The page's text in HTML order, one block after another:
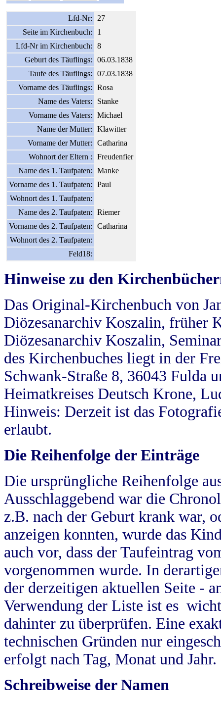
Lfd-Nr:
27
Seite im Kirchenbuch:
1
Lfd-Nr im Kirchenbuch:
8
Geburt des Täuflings:
06.03.1838
Taufe des Täuflings:
07.03.1838
Vorname des Täuflings:
Rosa
Name des Vaters:
Stanke
Vorname des Vaters:
Michael
Name der Mutter:
Klawitter
Vorname der Mutter:
Catharina
Wohnort der Eltern :
Freudenfier
Name des 1. Taufpaten:
Manke
Vorname des 1. Taufpaten:
Paul
Wohnort des 1. Taufpaten:
Name des 2. Taufpaten:
Riemer
Vorname des 2. Taufpaten:
Catharina
Wohnort des 2. Taufpaten:
Feld18:
Hinweise zu den
Das Original-Kirchenbuch von
Diözesanarchiv Koszalin, früher
Diözesanarchiv Koszalin,
des Kirchenbuches liegt in der
Schwank-Straße 8, 36043 Fulda
Heimatkreises Deutsch Krone,
Hinweis: Derzeit ist das
erlaubt.
Die Reihenfolge der Einträge
Die ursprüngliche Reihenfolge
Ausschlaggebend war die
z.B. nach der Geburt krank war,
anzeigen konnten, wurde das
auch vor, dass der Taufeintrag
vorgenommen wurde. In
der derzeitigen aktuellen Seite -
Verwendung der Liste ist es
dahinter zu überprüfen. Eine
technischen Gründen nur
erfolgt nach Tag, Monat und Jahr.
Schreibweise der Namen